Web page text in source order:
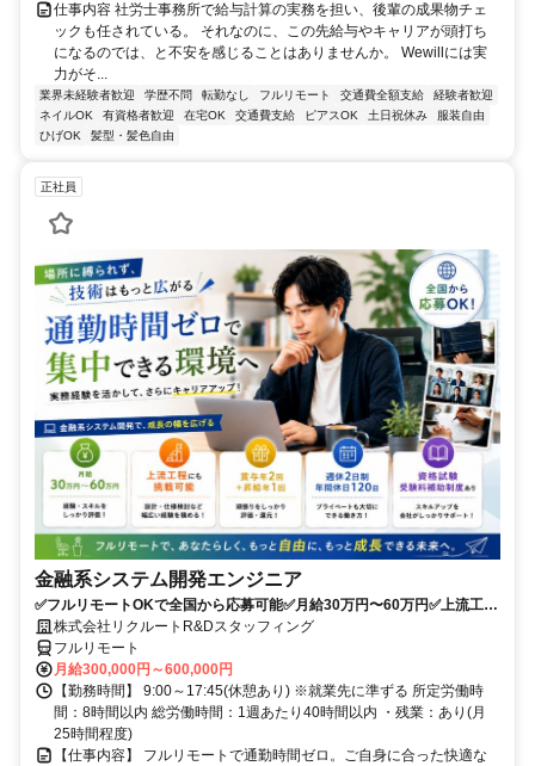
仕事内容 社労士事務所で給与計算の実務を担い、後輩の成果物チェ
ックも任されている。 それなのに、この先給与やキャリアが頭打ち
になるのでは、と不安を感じることはありませんか。 Wewillには実
力がそ...
業界未経験者歓迎 学歴不問 転勤なし フルリモート 交通費全額支給
経験者歓迎
ネイルOK
有資格者歓迎 在宅OK 交通費支給 ピアスOK 土日祝休み
服装自由
ひげOK
髪型・髪色自由
正社員
金融系システム開発エンジニア
✅フルリモートOKで全国から応募可能✅月給30万円〜60万円✅上流工程
にも挑戦可能✅夏季・年末年始休暇あり✅週休2日制、年間休日120日
株式会社リクルートR&Dスタッフィング
フルリモート
月給300,000円～600,000円
【勤務時間】 9:00～17:45(休憩あり) ※就業先に準ずる 所定労働時
間：8時間以内 総労働時間：1週あたり40時間以内 ・残業：あり(月
25時間程度)
【仕事内容】 フルリモートで通勤時間ゼロ。ご自身に合った快適な